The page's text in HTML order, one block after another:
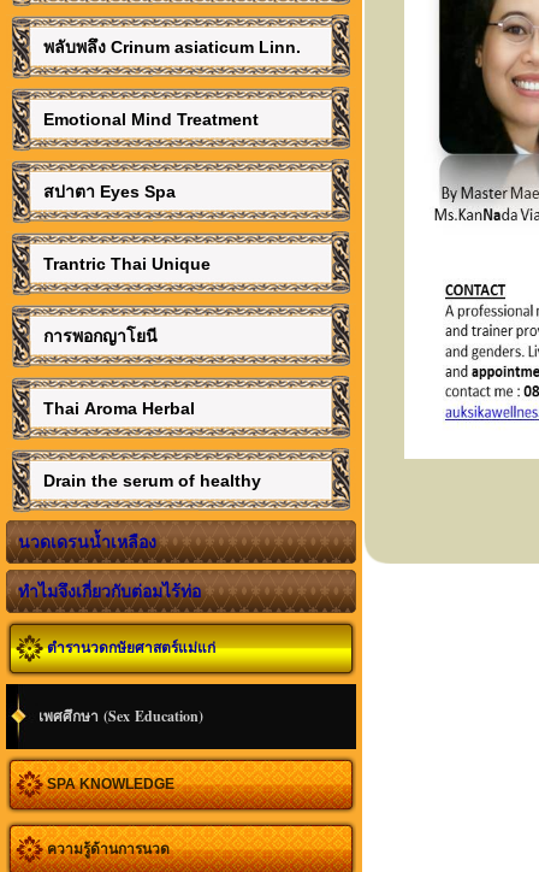
พลับพลึง Crinum asiaticum Linn.
Emotional Mind Treatment
สปาตา Eyes Spa
Trantric Thai Unique
การพอกญาโยนี
Thai Aroma Herbal
Drain the serum of healthy
นวดเดรนน้ำเหลือง
ทำไมจึงเกี่ยวกับต่อมไร้ท่อ
ตำรานวดกษัยศาสตร์แม่แก่
เพศศึกษา (Sex Education)
SPA KNOWLEDGE
ความรู้ด้านการนวด